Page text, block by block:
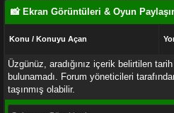
📸 Ekran Görüntüleri & Oyun
Konu / Konuyu Açan
Üzgünüz, aradığınız içerik belirtilen
bulunamadı. Forum yöneticileri
taşınmış olabilir.